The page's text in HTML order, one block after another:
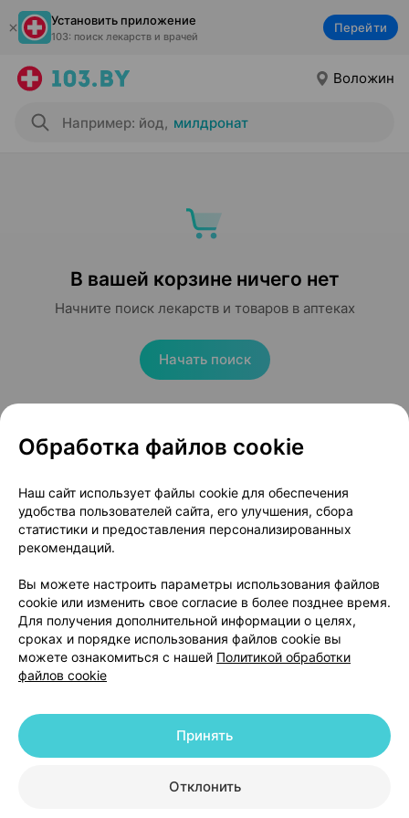
Установить приложение
103: поиск лекарств и врачей
Перейти
Воложин
Например: йод, милдронат
В вашей корзине ничего нет
Начните поиск лекарств и товаров в аптеках
Начать поиск
Популярные товары
Канефрон форте,
таблетки ×30
Циклодинон,
таблетки×30
В корзину
Энтерол
250 мг
В
Обработка файлов cookie
Наш сайт использует файлы cookie для обеспечения
удобства пользователей сайта, его улучшения, сбора
статистики и предоставления персонализированных
рекомендаций.
Вы можете настроить параметры использования файлов
cookie или изменить свое согласие в более позднее время.
Для получения дополнительной информации о целях,
сроках и порядке использования файлов cookie вы
можете ознакомиться с нашей Политикой обработки
файлов cookie
Отклонить
Принять